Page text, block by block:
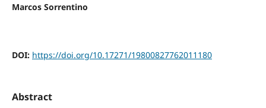
Marcos Sorrentino
DOI: https://doi.org/10.17271/19800827762011180
Abstract